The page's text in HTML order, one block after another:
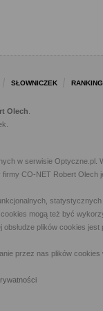
SŁOWNICZEK
Olech
w serwisie
CO-NET Robert Olech
mogą też być
plików cookies
przez nas plików